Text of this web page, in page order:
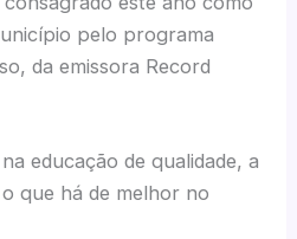
pelo programa
da emissora Record
educação de qualidade, a
que há de melhor no